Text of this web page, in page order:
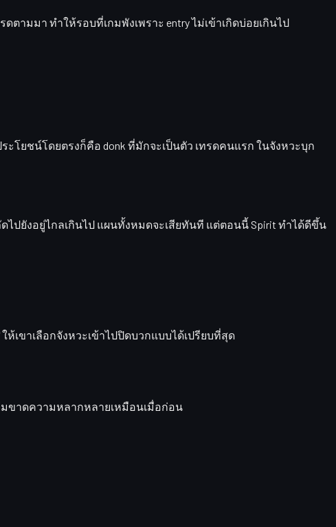
ตามมา ทำให้รอบที่เกมพังเพราะ entry ไม่เข้าเกิดบ่อยเกินไป
ะโยชน์โดยตรงก็คือ donk ที่มักจะเป็นตัว เทรดคนแรก ในจังหวะบุก
ปยังอยู่ไกลเกินไป แผนทั้งหมดจะเสียทันที แต่ตอนนี้ Spirit ทำได้ดีขึ้น
เขาเลือกจังหวะเข้าไปปิดบวกแบบได้เปรียบที่สุด
ขาดความหลากหลายเหมือนเมื่อก่อน